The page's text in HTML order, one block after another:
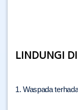
LINDUNGI
1. Waspada